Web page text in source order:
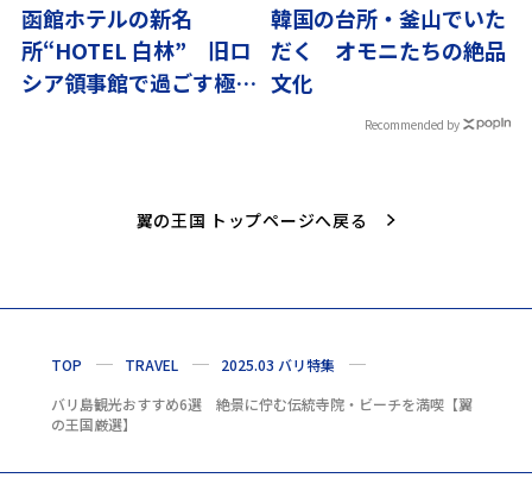
函館ホテルの新名
所“HOTEL 白林” 旧ロ
シア領事館で過ごす極上
韓国の台所・釜山でいた
だく オモニたちの絶品
文化
Recommended by
翼の王国 トップページへ戻る
TOP TRAVEL
2025.03 バリ特集
バリ島観光おすすめ6選 絶景に佇む伝統寺院・ビーチを満喫【翼
の王国厳選】